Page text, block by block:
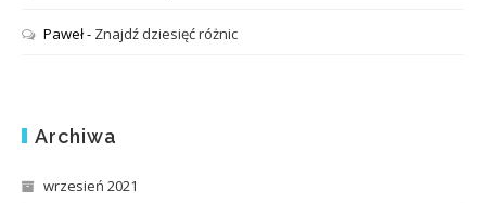
Paweł- Znajdź dziesięć różnic
Archiwa
wrzesień 2021